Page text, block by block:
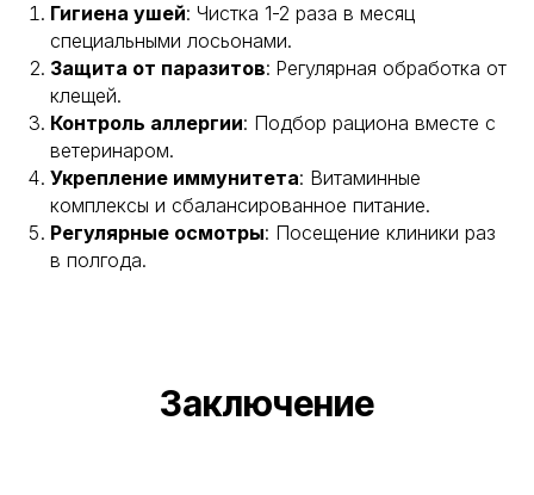
Гигиена ушей: Чистка 1-2 раза в месяц
специальными лосьонами.
Защита от паразитов: Регулярная обработка от
клещей.
Контроль аллергии: Подбор рациона вместе с
ветеринаром.
Укрепление иммунитета: Витаминные
комплексы и сбалансированное питание.
Регулярные осмотры: Посещение клиники раз
в полгода.
Заключение